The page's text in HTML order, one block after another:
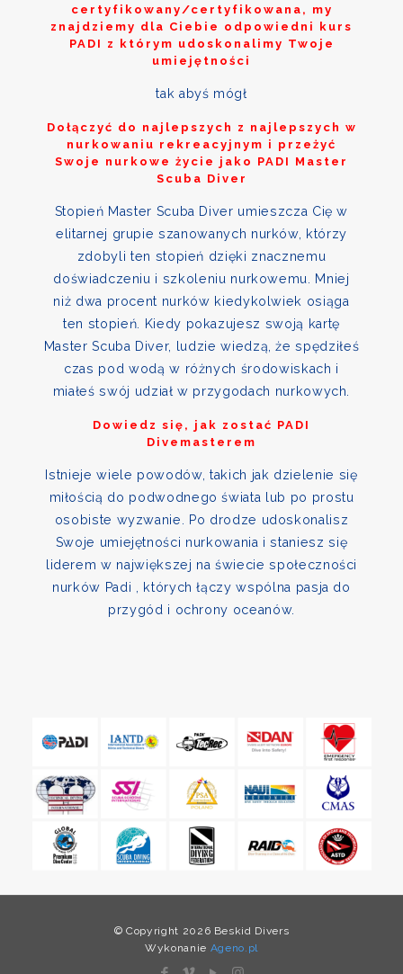
certyfikowany/certyfikowana, my
znajdziemy dla Ciebie odpowiedni kurs
PADI z którym udoskonalimy Twoje
umiejętności
tak abyś mógł
Dołączyć do najlepszych z najlepszych w
nurkowaniu rekreacyjnym i przeżyć
Swoje nurkowe życie jako PADI Master
Scuba Diver
Stopień Master Scuba Diver umieszcza Cię w
elitarnej grupie szanowanych nurków, którzy
zdobyli ten stopień dzięki znacznemu
doświadczeniu i szkoleniu nurkowemu. Mniej
niż dwa procent nurków kiedykolwiek osiąga
ten stopień. Kiedy pokazujesz swoją kartę
Master Scuba Diver, ludzie wiedzą, że spędziłeś
czas pod wodą w różnych środowiskach i
miałeś swój udział w przygodach nurkowych.
Dowiedz się, jak zostać PADI
Divemasterem
Istnieje wiele powodów, takich jak dzielenie się
miłością do podwodnego świata lub po prostu
osobiste wyzwanie. Po drodze udoskonalisz
Swoje umiejętności nurkowania i staniesz się
liderem w największej na świecie społeczności
nurków Padi , których łączy wspólna pasja do
przygód i ochrony oceanów.
© Copyright 2026 Beskid Divers
Wykonanie Ageno.pl